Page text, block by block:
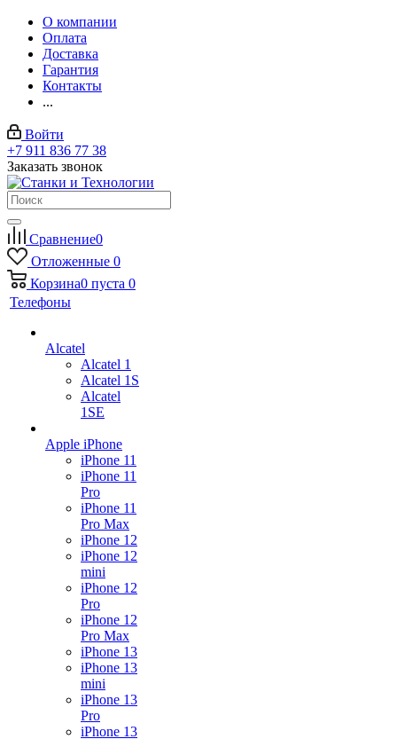
О компании
Оплата
Доставка
Гарантия
Контакты
...
Войти
+7 911 836 77 38
Заказать звонок
Сравнение0
Отложенные 0
Корзина0 пуста 0
Телефоны
Alcatel
Alcatel 1
Alcatel 1S
Alcatel
1SE
Apple iPhone
iPhone 11
iPhone 11
Pro
iPhone 11
Pro Max
iPhone 12
iPhone 12
mini
iPhone 12
Pro
iPhone 12
Pro Max
iPhone 13
iPhone 13
mini
iPhone 13
Pro
iPhone 13